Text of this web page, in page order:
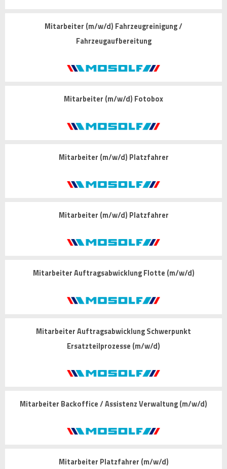
Mitarbeiter (m/w/d) Fahrzeugreinigung /
Fahrzeugaufbereitung
Mitarbeiter (m/w/d) Fotobox
Mitarbeiter (m/w/d) Platzfahrer
Mitarbeiter (m/w/d) Platzfahrer
Mitarbeiter Auftragsabwicklung Flotte (m/w/d)
Mitarbeiter Auftragsabwicklung Schwerpunkt
Ersatzteilprozesse (m/w/d)
Mitarbeiter Backoffice / Assistenz Verwaltung (m/w/d)
Mitarbeiter Platzfahrer (m/w/d)